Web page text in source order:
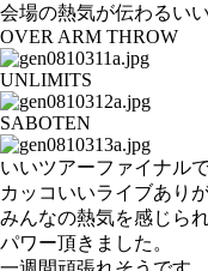
会場の熱気が伝わるい
OVER ARM THROW
UNLIMITS
SABOTEN
いいツアーファイナルで
カッコいいライブありが
みんなの熱気を感じら
パワー頂きました。